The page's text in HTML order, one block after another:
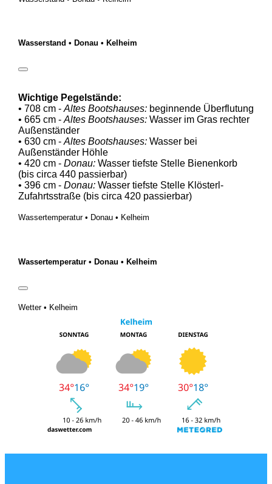
Wasserstand • Donau • Kelheim
Wichtige Pegelstände:
• 708 cm -Altes Bootshauses:beginnende Überflutung
• 665 cm -Altes Bootshauses:Wasser im Gras rechter
Außenständer
• 630 cm -Altes Bootshauses:Wasser bei
Außenständer Höhle
• 420 cm - Donau:Wasser tiefste Stelle Bienenkorb
(bis circa 440 passierbar)
• 396 cm - Donau:Wasser tiefste Stelle Klösterl-
Zufahrtsstraße (bis circa 420 passierbar)
Wassertemperatur • Donau • Kelheim
Wassertemperatur • Donau • Kelheim
Wetter • Kelheim